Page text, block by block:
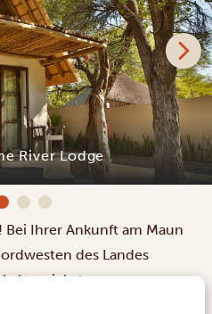
River Lodge
Ihrer Ankunft am Maun
des Landes
des südlichen Afrikas und